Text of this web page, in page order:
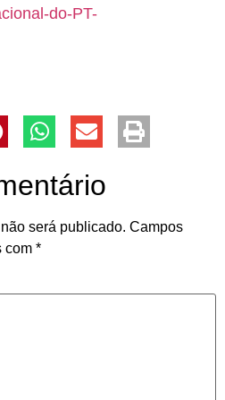
do-PT-
será publicado. Campos
com *